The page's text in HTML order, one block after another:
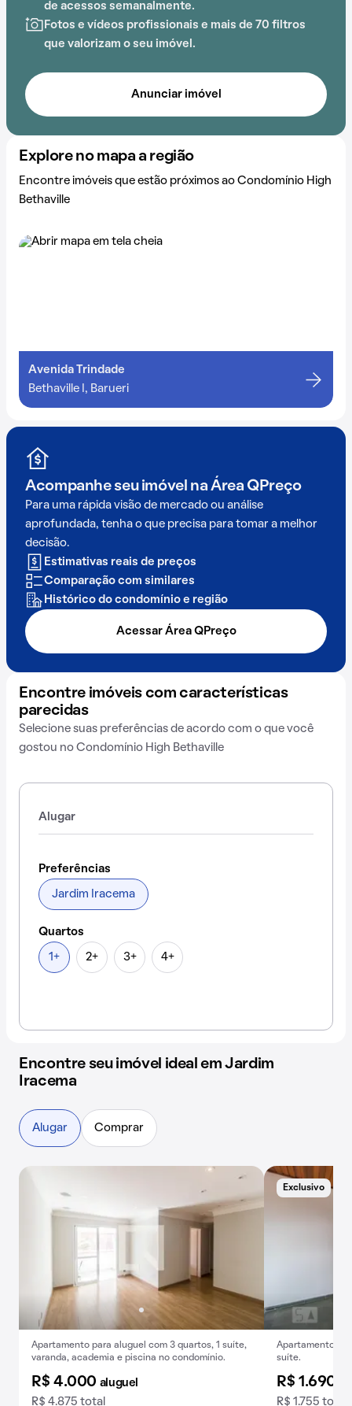
A proximidade com Ginásio Poliesportivo José
Corrêa, Faculdade de Tecnologia de São Paulo
de Olhos Barueri, Escola Municipal Vitoria Regiani
Assenza de Moura e Praça da fonte adiciona
praticidade a essa experiência.
de acessos semanalmente.
Fotos e vídeos profissionais e mais de 70 filtros
que valorizam o seu imóvel.
Anunciar imóvel
Explore no mapa a região
Encontre imóveis que estão próximos ao Condomínio High
Bethaville
Avenida Trindade
Bethaville I, Barueri
Acompanhe seu imóvel na Área QPreço
Para uma rápida visão de mercado ou análise
aprofundada, tenha o que precisa para tomar a melhor
decisão.
Estimativas reais de preços
Comparação com similares
Histórico do condomínio e região
Acessar Área QPreço
Encontre imóveis com características
parecidas
Selecione suas preferências de acordo com o que você
gostou no Condomínio High Bethaville
Alugar
Preferências
Jardim Iracema
Quartos
1+ 2+ 3+ 4+
Encontre seu imóvel ideal em Jardim
Iracema
Apartamento para aluguel com 3 quartos, 1 suíte,
varanda, academia e piscina no condomínio.
R$ 4.000 aluguel
R$ 4.875 total
Exclusivo
Apartamento
suíte.
R$ 1.690
R$ 1.755 total
Alugar Comprar